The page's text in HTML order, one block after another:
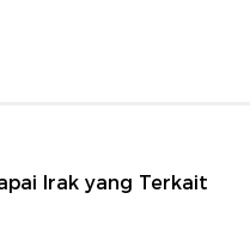
Irak yang Terkait